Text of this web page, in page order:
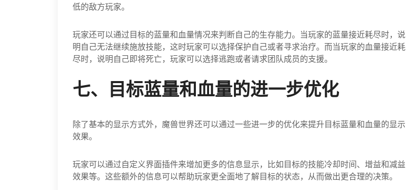
低的敌方玩家。
玩家还可以通过目标的蓝量和血量情况来判断自己的生存能力。当玩家的蓝量接近耗尽时，说
明自己无法继续施放技能，这时玩家可以选择保护自己或者寻求治疗。而当玩家的血量接近耗
尽时，说明自己即将死亡，玩家可以选择逃跑或者请求团队成员的支援。
七、目标蓝量和血量的进一步优化
除了基本的显示方式外，魔兽世界还可以通过一些进一步的优化来提升目标蓝量和血量的显示
效果。
玩家可以通过自定义界面插件来增加更多的信息显示，比如目标的技能冷却时间、增益和减益
效果等。这些额外的信息可以帮助玩家更全面地了解目标的状态，从而做出更合理的决策。